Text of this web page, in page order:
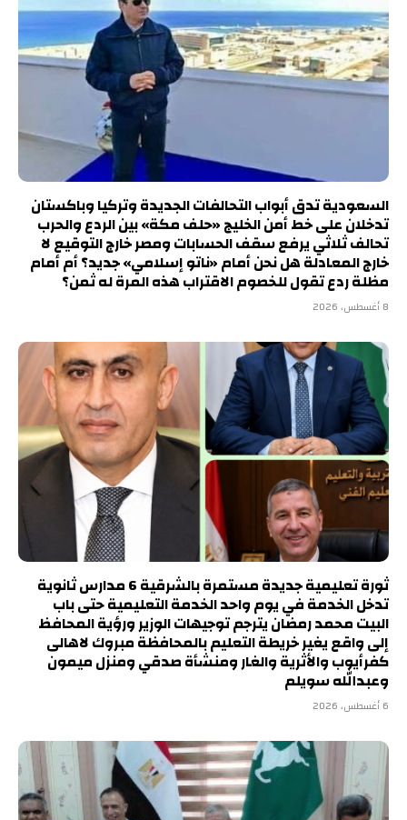
السعودية تدق أبواب التحالفات الجديدة وتركيا وباكستان
تدخلان على خط أمن الخليج «حلف مكة» بين الردع والحرب
تحالف ثلاثي يرفع سقف الحسابات ومصر خارج التوقيع لا
خارج المعادلة هل نحن أمام «ناتو إسلامي» جديد؟ أم أمام
مظلة ردع تقول للخصوم الاقتراب هذه المرة له ثمن؟
8 أغسطس، 2026
ثورة تعليمية جديدة مستمرة بالشرقية 6 مدارس ثانوية
تدخل الخدمة في يوم واحد الخدمة التعليمية حتى باب
البيت محمد رمضان يترجم توجيهات الوزير ورؤية المحافظ
إلى واقع يغير خريطة التعليم بالمحافظة مبروك لاهالى
كفرأيوب والأثرية والغار ومنشأة صدقي ومنزل ميمون
وعبدالله سويلم
6 أغسطس، 2026